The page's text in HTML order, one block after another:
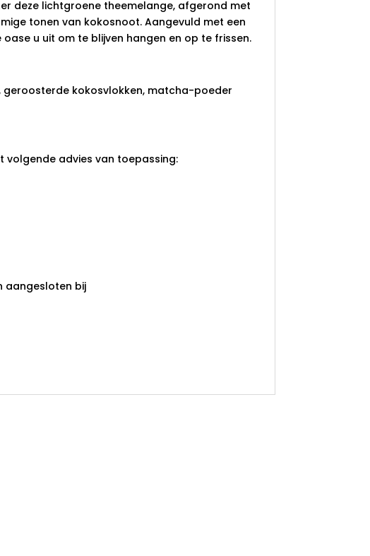
deze lichtgroene theemelange, afgerond met
tonen van kokosnoot. Aangevuld met een
u uit om te blijven hangen en op te frissen.
geroosterde kokosvlokken, matcha-poeder
volgende advies van toepassing:
aangesloten bij